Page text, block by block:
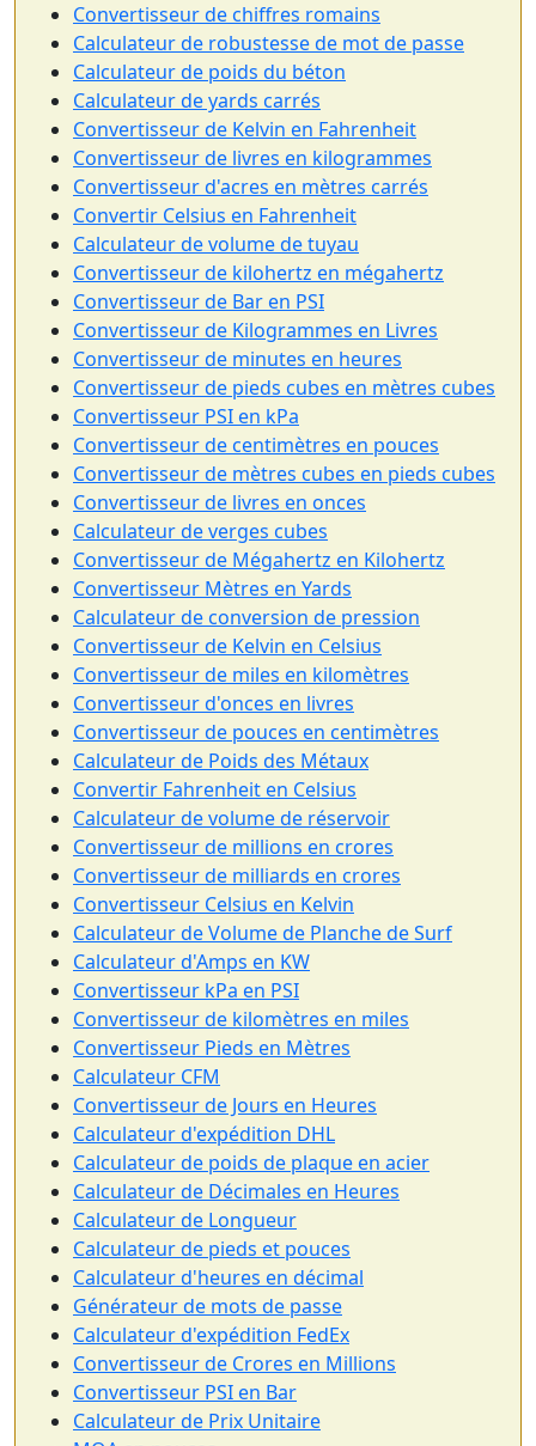
Convertisseur de chiffres romains
Calculateur de robustesse de mot de passe
Calculateur de poids du béton
Calculateur de yards carrés
Convertisseur de Kelvin en Fahrenheit
Convertisseur de livres en kilogrammes
Convertisseur d'acres en mètres carrés
Convertir Celsius en Fahrenheit
Calculateur de volume de tuyau
Convertisseur de kilohertz en mégahertz
Convertisseur de Bar en PSI
Convertisseur de Kilogrammes en Livres
Convertisseur de minutes en heures
Convertisseur de pieds cubes en mètres cubes
Convertisseur PSI en kPa
Convertisseur de centimètres en pouces
Convertisseur de mètres cubes en pieds cubes
Convertisseur de livres en onces
Calculateur de verges cubes
Convertisseur de Mégahertz en Kilohertz
Convertisseur Mètres en Yards
Calculateur de conversion de pression
Convertisseur de Kelvin en Celsius
Convertisseur de miles en kilomètres
Convertisseur d'onces en livres
Convertisseur de pouces en centimètres
Calculateur de Poids des Métaux
Convertir Fahrenheit en Celsius
Calculateur de volume de réservoir
Convertisseur de millions en crores
Convertisseur de milliards en crores
Convertisseur Celsius en Kelvin
Calculateur de Volume de Planche de Surf
Calculateur d'Amps en KW
Convertisseur kPa en PSI
Convertisseur de kilomètres en miles
Convertisseur Pieds en Mètres
Calculateur CFM
Convertisseur de Jours en Heures
Calculateur d'expédition DHL
Calculateur de poids de plaque en acier
Calculateur de Décimales en Heures
Calculateur de Longueur
Calculateur de pieds et pouces
Calculateur d'heures en décimal
Générateur de mots de passe
Calculateur d'expédition FedEx
Convertisseur de Crores en Millions
Convertisseur PSI en Bar
Calculateur de Prix Unitaire